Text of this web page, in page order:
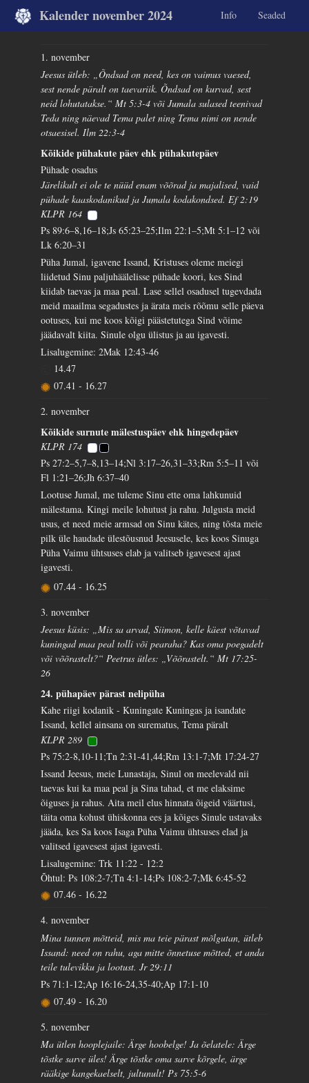
Kalender november 2024 Info Seaded
1. november
Jeesus ütleb: „Õndsad on need, kes on vaimus vaesed,
sest nende päralt on taevariik. Õndsad on kurvad, sest
neid lohutatakse.“ Mt 5:3-4 või Jumala sulased teenivad
Teda ning näevad Tema palet ning Tema nimi on nende
otsaesisel. Ilm 22:3-4
Kõikide pühakute päev ehk pühakutepäev
Pühade osadus
Järelikult ei ole te nüüd enam võõrad ja majalised, vaid
pühade kaaskodanikud ja Jumala kodakondsed. Ef 2:19
KLPR 164
Ps 89:6–8,16–18;Js 65:23–25;Ilm 22:1–5;Mt 5:1–12 või
Lk 6:20–31
Püha Jumal, igavene Issand, Kristuses oleme meiegi
liidetud Sinu paljuhäälelisse pühade koori, kes Sind
kiidab taevas ja maa peal. Lase sellel osadusel tugevdada
meid maailma segadustes ja ärata meis rõõmu selle päeva
ootuses, kui me koos kõigi päästetutega Sind võime
jäädavalt kiita. Sinule olgu ülistus ja au igavesti.
Lisalugemine: 2Mak 12:43-46
14.47
07.41 - 16.27
2. november
Kõikide surnute mälestuspäev ehk hingedepäev
KLPR 174
Ps 27:2–5,7–8,13–14;Nl 3:17–26,31–33;Rm 5:5–11 või
Fl 1:21–26;Jh 6:37–40
Lootuse Jumal, me tuleme Sinu ette oma lahkunuid
mälestama. Kingi meile lohutust ja rahu. Julgusta meid
usus, et need meie armsad on Sinu kätes, ning tõsta meie
pilk üle haudade ülestõusnud Jeesusele, kes koos Sinuga
Püha Vaimu ühtsuses elab ja valitseb igavesest ajast
igavesti.
07.44 - 16.25
3. november
Jeesus küsis: „Mis sa arvad, Siimon, kelle käest võtavad
kuningad maa peal tolli või pearaha? Kas oma poegadelt
või võõrastelt?“ Peetrus ütles: „Võõrastelt.“ Mt 17:25-
26
24. pühapäev pärast nelipüha
Kahe riigi kodanik - Kuningate Kuningas ja isandate
Issand, kellel ainsana on surematus, Tema päralt
KLPR 289
Ps 75:2-8,10-11;Tn 2:31-41,44;Rm 13:1-7;Mt 17:24-27
Issand Jeesus, meie Lunastaja, Sinul on meelevald nii
taevas kui ka maa peal ja Sina tahad, et me elaksime
õiguses ja rahus. Aita meil elus hinnata õigeid väärtusi,
täita oma kohust ühiskonna ees ja kõiges Sinule ustavaks
jääda, kes Sa koos Isaga Püha Vaimu ühtsuses elad ja
valitsed igavesest ajast igavesti.
Lisalugemine: Trk 11:22 - 12:2
Õhtul: Ps 108:2-7;Tn 4:1-14;Ps 108:2-7;Mk 6:45-52
07.46 - 16.22
4. november
Mina tunnen mõtteid, mis ma teie pärast mõlgutan, ütleb
Issand: need on rahu, aga mitte õnnetuse mõtted, et anda
teile tulevikku ja lootust. Jr 29:11
Ps 71:1-12;Ap 16:16-24,35-40;Ap 17:1-10
07.49 - 16.20
5. november
Ma ütlen hooplejaile: Ärge hoobelge! Ja õelatele: Ärge
tõstke sarve üles! Ärge tõstke oma sarve kõrgele, ärge
rääkige kangekaelselt, jultunult! Ps 75:5-6